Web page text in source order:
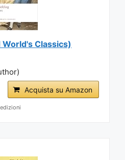
Classics)
Acquista su Amazon